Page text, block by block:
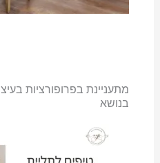
מתעניינת בפרופורציות
בנושא